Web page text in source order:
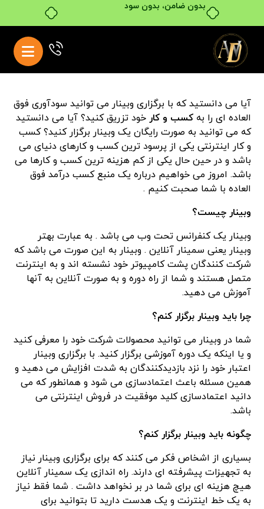
بدون ضامن، بدون سود
آیا می دانستید که با برگزاری وبینار می توانید سودآوری فوق
العاده ای را بهکسب و کار خود تزریق کنید؟ آیا می دانستید
که می توانید به صورت رایگان یک وبینار برگزار کنید؟ کسب
و کار اینترنتی یکی از پرسود ترین کسب و کارهای دنیای می
باشد و در حین حال یکی از کم هزینه ترین کسب و کارها می
باشد. امروز می خواهیم درباره یک منبع کسب درآمد فوق
العاده با شما صحبت کنیم .
وبینار چیست؟
وبینار یک کنفرانس تحت وب می باشد . به عبارت بهتر
وبینار یعنی سمینار آنلاین . وبینار به این صورت می باشد که
شرکت کنندگان پشت کامپیوتر خود نشسته اند و به اینترنت
متصل هستند و شما از راه دوره و به صورت آنلاین به آنها
آموزش می دهید.
چرا باید وبینار برگزار کنم؟
شما در وبینار می توانید محصولات شرکت خود را معرفی کنید
و یا اینکه یک دوره آموزشی برگزار کنید. با برگزاری وبینار
اعتبار خود را نزد بازدیدکنندگان به شدت افزایش می دهید و
همین مسئله باعث اعتمادسازی می شود و همانطور که می
دانید اعتمادسازی کلید موفقیت در فروش اینترنتی می
باشد.
چگونه باید وبینار برگزار کنم؟
بسیاری از اشخاص فکر می کنند که برای برگزاری وبینار نیاز
به تجهیزات پیشرفته ای دارند. راه اندازی یک سمینار آنلاین
هیچ هزینه ای برای شما در بر نخواهد داشت . شما فقط نیاز
به یک خط اینترنت و یک هدست دارید تا بتوانید برای